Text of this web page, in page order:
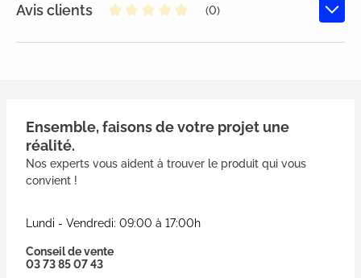
Avis clients
(0)
Ensemble, faisons de votre projet une
réalité.
Nos experts vous aident à trouver le produit qui vous
convient !
Lundi - Vendredi: 09:00 à 17:00h
Conseil de vente
03 73 85 07 43